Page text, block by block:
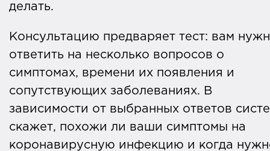
делать.
Консультацию предваряет тест: вам
ответить на несколько вопросов о
симптомах, времени их появления и
сопутствующих заболеваниях. В
зависимости от выбранных ответов
скажет, похожи ли ваши симптомы на
коронавирусную инфекцию и когда